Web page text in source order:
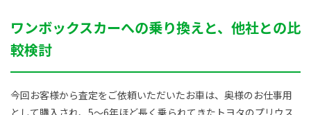
提示
額
ワンボックスカーへの乗り換えと、他社との比
較検討
今回お客様から査定をご依頼いただいたお車は、奥様のお仕事用
として購入され、5〜6年ほど長く乗られてきたトヨタのプリウス